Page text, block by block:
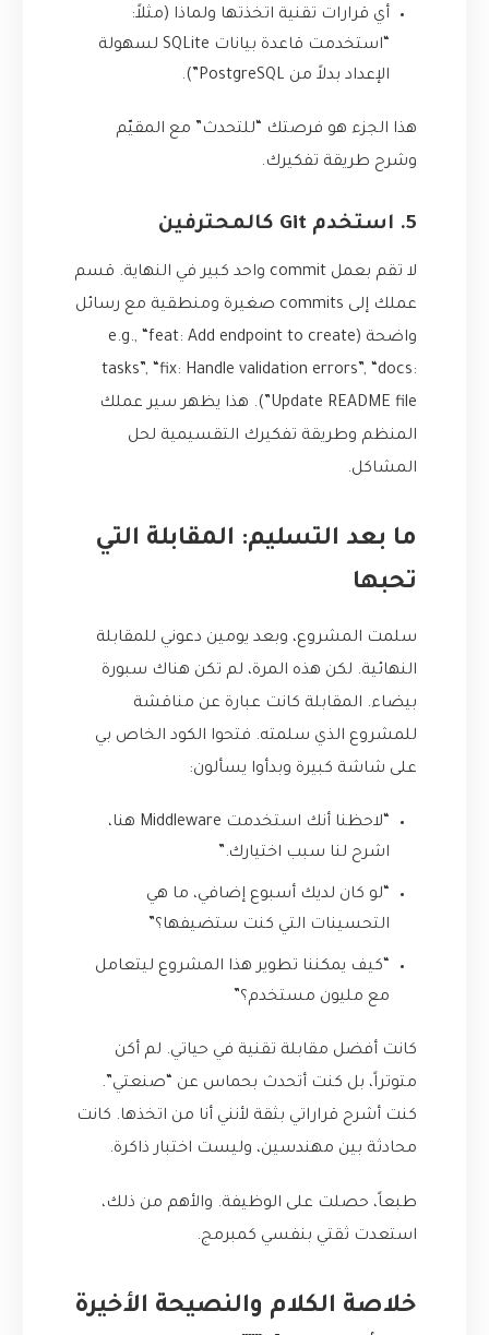
أي قرارات تقنية اتخذتها ولماذا (مثلاً:
“استخدمت قاعدة بيانات SQLite لسهولة
الإعداد بدلاً من PostgreSQL”).
هذا الجزء هو فرصتك “للتحدث” مع المقيّم
وشرح طريقة تفكيرك.
5. استخدم Git كالمحترفين
لا تقم بعمل commit واحد كبير في النهاية. قسم
عملك إلى commits صغيرة ومنطقية مع رسائل
واضحة (e.g., “feat: Add endpoint to create
tasks”, “fix: Handle validation errors”, “docs:
Update README file”). هذا يظهر سير عملك
المنظم وطريقة تفكيرك التقسيمية لحل
المشاكل.
ما بعد التسليم: المقابلة التي
تحبها
سلمت المشروع، وبعد يومين دعوني للمقابلة
النهائية. لكن هذه المرة، لم تكن هناك سبورة
بيضاء. المقابلة كانت عبارة عن مناقشة
للمشروع الذي سلمته. فتحوا الكود الخاص بي
على شاشة كبيرة وبدأوا يسألون:
“لاحظنا أنك استخدمت Middleware هنا،
اشرح لنا سبب اختيارك.”
“لو كان لديك أسبوع إضافي، ما هي
التحسينات التي كنت ستضيفها؟”
“كيف يمكننا تطوير هذا المشروع ليتعامل
مع مليون مستخدم؟”
كانت أفضل مقابلة تقنية في حياتي. لم أكن
متوتراً، بل كنت أتحدث بحماس عن “صنعتي”.
كنت أشرح قراراتي بثقة لأنني أنا من اتخذها. كانت
محادثة بين مهندسين، وليست اختبار ذاكرة.
طبعاً، حصلت على الوظيفة. والأهم من ذلك،
استعدت ثقتي بنفسي كمبرمج.
خلاصة الكلام والنصيحة الأخيرة